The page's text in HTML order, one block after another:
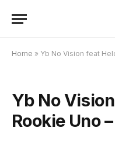
Home » Yb No Vision feat
Yb No
Rookie Uno